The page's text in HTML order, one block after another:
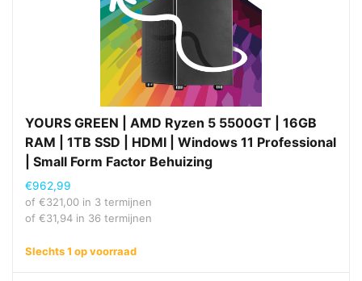
YOURS GREEN | AMD Ryzen 5 5500GT | 16GB
RAM | 1TB SSD | HDMI | Windows 11 Professional
| Small Form Factor Behuizing
€962,99
of €321,00 in 3 termijnen
of €31,94 in 36 termijnen
Slechts 1 op voorraad